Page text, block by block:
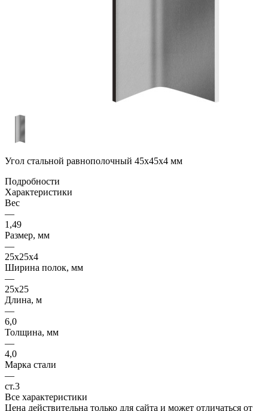
Угол стальной равнополочный 45х45х4 мм
Подробности
Характеристики
Вес
—
1,49
Размер, мм
—
25x25x4
Ширина полок, мм
—
25x25
Длина, м
—
6,0
Толщина, мм
—
4,0
Марка стали
—
ст.3
Все характеристики
Цена действительна только для сайта и может отличаться от